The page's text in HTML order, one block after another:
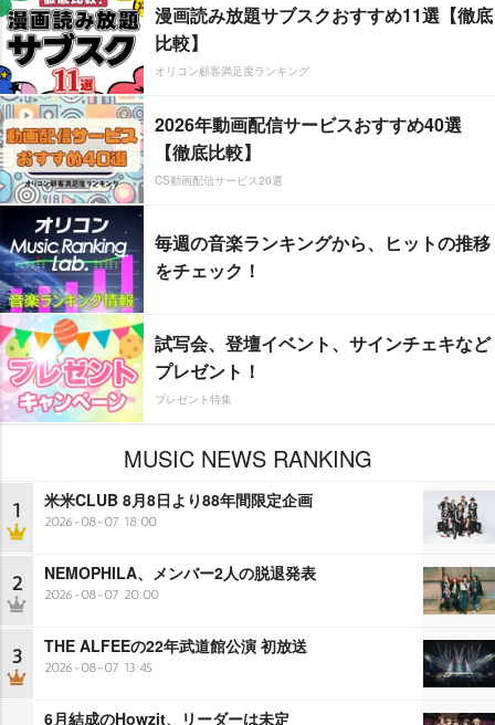
漫画読み放題サブスクおすすめ11選【徹底
比較】
オリコン顧客満足度ランキング
2026年動画配信サービスおすすめ40選
【徹底比較】
CS動画配信サービス20選
毎週の音楽ランキングから、ヒットの推移
をチェック！
試写会、登壇イベント、サインチェキなど
プレゼント！
プレゼント特集
MUSIC NEWS RANKING
1 米米CLUB 8月8日より88年間限定企画
2026-08-07 18:00
2 NEMOPHILA、メンバー2人の脱退発表
2026-08-07 20:00
3 THE ALFEEの22年武道館公演 初放送
2026-08-07 13:45
6月結成のHowzit、リーダーは未定